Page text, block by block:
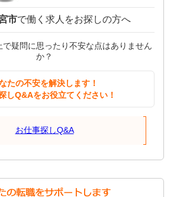
市で働く求人をお探しの方へ
で疑問に思ったり不安な点はありません
か？
たの不安を解決します！
しQ&Aをお役立てください！
お仕事探しQ&A